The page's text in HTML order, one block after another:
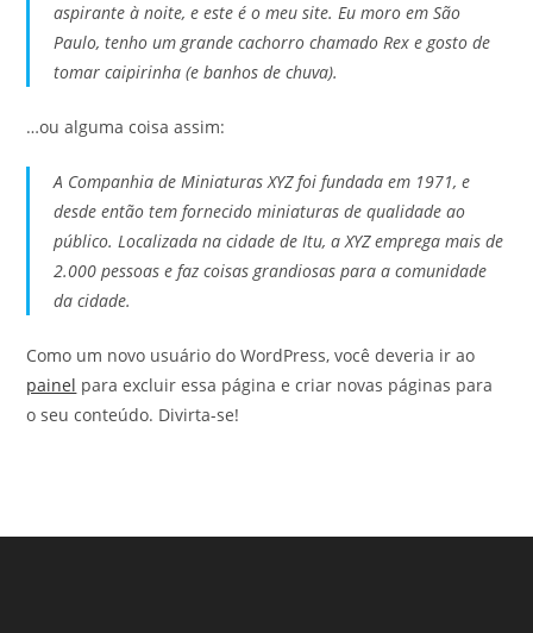
aspirante à noite, e este é o meu site. Eu moro em São
Paulo, tenho um grande cachorro chamado Rex e gosto de
tomar caipirinha (e banhos de chuva).
…ou alguma coisa assim:
A Companhia de Miniaturas XYZ foi fundada em 1971, e
desde então tem fornecido miniaturas de qualidade ao
público. Localizada na cidade de Itu, a XYZ emprega mais de
2.000 pessoas e faz coisas grandiosas para a comunidade
da cidade.
Como um novo usuário do WordPress, você deveria ir ao
painel para excluir essa página e criar novas páginas para
o seu conteúdo. Divirta-se!